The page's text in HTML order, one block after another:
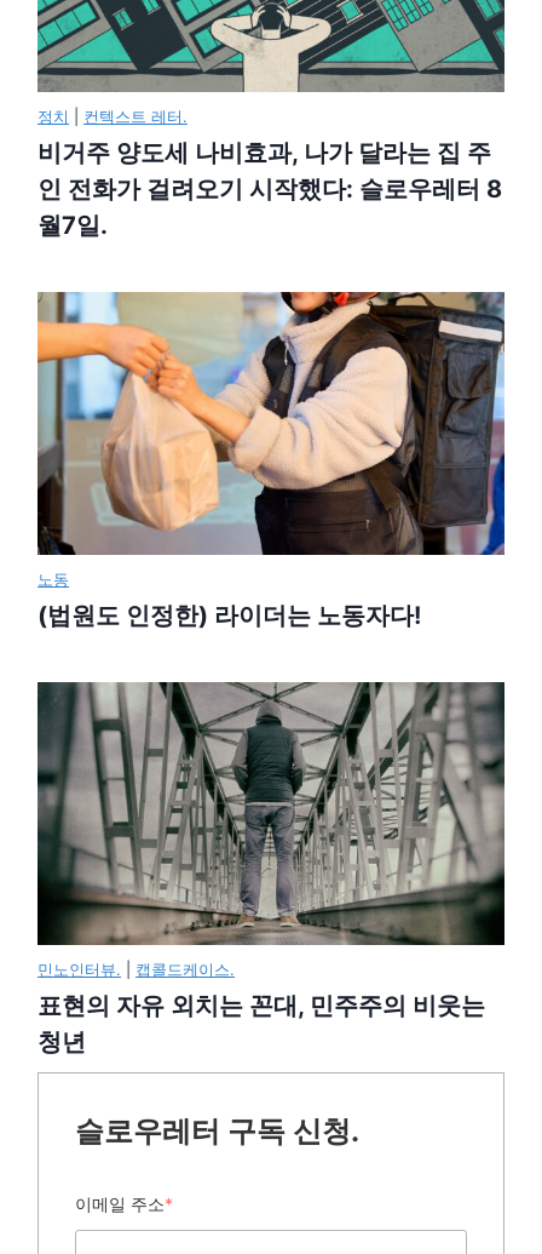
정치 컨텍스트 레터.
비거주 양도세 나비효과, 나가 달라는 집 주
인 전화가 걸려오기 시작했다: 슬로우레터 8
월7일.
노동
(법원도 인정한) 라이더는 노동자다!
민노인터뷰. 캡콜드케이스.
표현의 자유 외치는 꼰대, 민주주의 비웃는
청년
슬로우레터 구독 신청.
이메일 주소*